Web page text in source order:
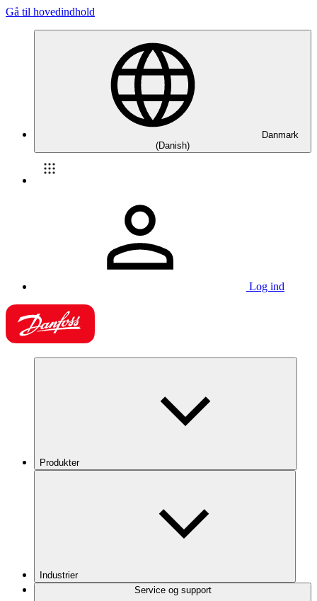
Gå til hovedindhold
Danmark
(Danish)
Log ind
Produkter
Industrier
Service og support